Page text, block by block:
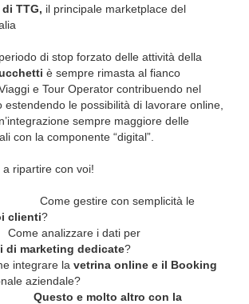
TTG, il principale marketplace del
di stop forzato delle attività della
è sempre rimasta al fianco
e Tour Operator contribuendo nel
estendendo le possibilità di lavorare online,
sempre maggiore delle
con la componente “digital”.
ripartire con voi!
con semplicità le
clienti?
i dati per
di marketing dedicate?
la vetrina online e il Booking
aziendale?
molto altro con la